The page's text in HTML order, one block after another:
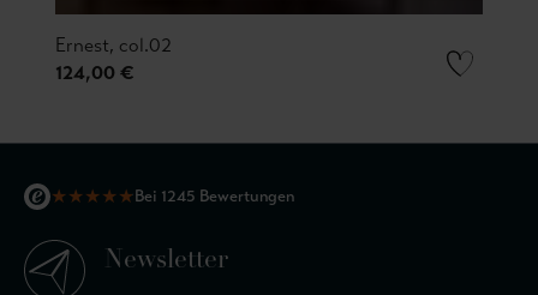
Ernest, col.02
124,00 €
★★★★★Bei 1245 Bewertungen
Newsletter